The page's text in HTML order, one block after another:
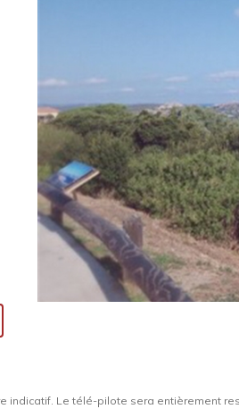
indicatif. Le télé-pilote sera entièrement